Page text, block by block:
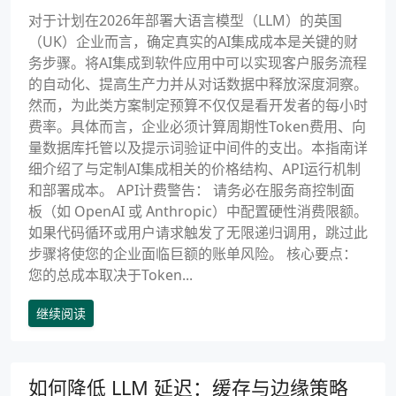
对于计划在2026年部署大语言模型（LLM）的英国
（UK）企业而言，确定真实的AI集成成本是关键的财
务步骤。将AI集成到软件应用中可以实现客户服务流程
的自动化、提高生产力并从对话数据中释放深度洞察。
然而，为此类方案制定预算不仅仅是看开发者的每小时
费率。具体而言，企业必须计算周期性Token费用、向
量数据库托管以及提示词验证中间件的支出。本指南详
细介绍了与定制AI集成相关的价格结构、API运行机制
和部署成本。 API计费警告： 请务必在服务商控制面
板（如 OpenAI 或 Anthropic）中配置硬性消费限额。
如果代码循环或用户请求触发了无限递归调用，跳过此
步骤将使您的企业面临巨额的账单风险。 核心要点：
您的总成本取决于Token...
继续阅读
如何降低 LLM 延迟：缓存与边缘策略